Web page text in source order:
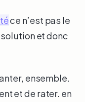
ce n’est pas le
et donc
ensemble.
et de rater. en